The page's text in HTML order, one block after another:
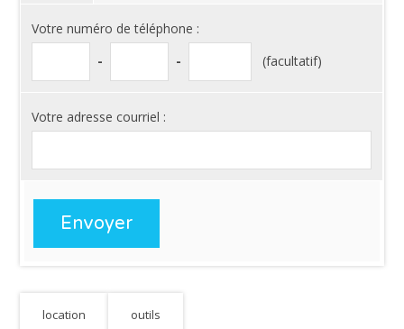
Votre numéro de téléphone :
-
- (facultatif)
Votre adresse courriel :
location outils